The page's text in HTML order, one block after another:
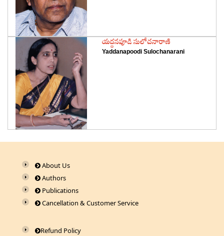
‌యద్దనపూడి సులోచనారాణి
Yaddanapoodi Sulochanarani
About Us
Authors
Publications
Cancellation & Customer Service
Refund Policy